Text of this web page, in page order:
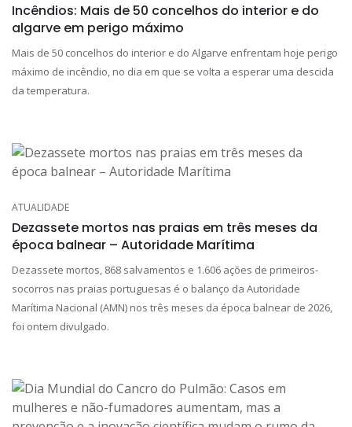
Incêndios: Mais de 50 concelhos do interior e do
algarve em perigo máximo
Mais de 50 concelhos do interior e do Algarve enfrentam hoje perigo
máximo de incêndio, no dia em que se volta a esperar uma descida
da temperatura.
ATUALIDADE
Dezassete mortos nas praias em três meses da
época balnear – Autoridade Marítima
Dezassete mortos, 868 salvamentos e 1.606 ações de primeiros-
socorros nas praias portuguesas é o balanço da Autoridade
Marítima Nacional (AMN) nos três meses da época balnear de 2026,
foi ontem divulgado.